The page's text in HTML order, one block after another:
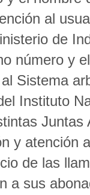
al
de
número y
Sistema
Instituto
y atención
de las
a sus